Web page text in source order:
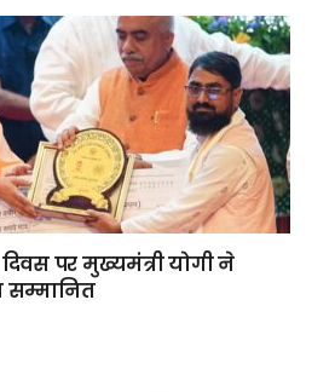
दिवस पर मुख्यमंत्री योगी ने
सम्मानित